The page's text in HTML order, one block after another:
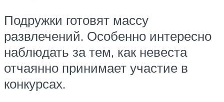
Подружки готовят массу
развлечений. Особенно интересно
наблюдать за тем, как невеста
отчаянно принимает участие в
конкурсах.